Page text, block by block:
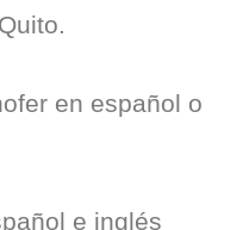
en español o
e inglés